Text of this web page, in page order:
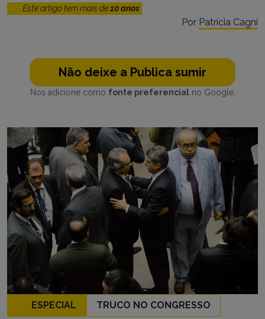
Este artigo tem mais de10 anos
Por Patrícia Cagni
Não deixe a Publica sumir
Nos adicione como fonte preferencialno Google.
ESPECIAL TRUCO NO CONGRESSO